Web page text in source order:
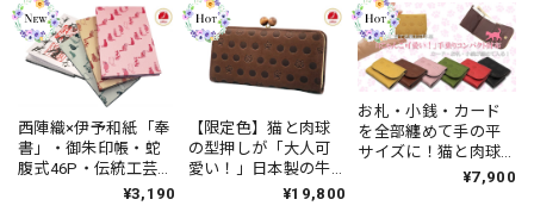
西陣織×伊予和紙「奉
書」・御朱印帳・蛇
腹式46P・伝統工芸・
猫まみれ・ハンドメ
¥3,190
【限定色】猫と肉球
の型押しが「大人可
愛い！」日本製の牛
革財布！抗菌・抗ウ
¥19,800
お札・小銭・カード
を全部纏めて手の平
サイズに！猫と肉球
の牛革手乗りコンパ
¥7,900